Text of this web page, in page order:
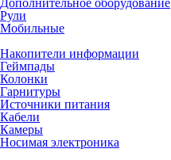
Дополнительное оборудование
Рули
Мобильные
Накопители информации
Геймпады
Колонки
Гарнитуры
Источники питания
Кабели
Камеры
Носимая электроника